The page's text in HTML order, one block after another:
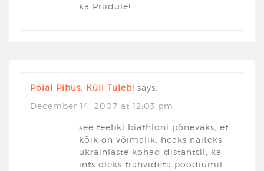
ka Priidule!
Pöial Pihus, Küll Tuleb! says:
December 14, 2007 at 12:03 pm
see teebki biathloni põnevaks, et
kõik on võimalik, heaks näiteks
ukrainlaste kohad distantsil, ka
ints oleks trahvideta poodiumil